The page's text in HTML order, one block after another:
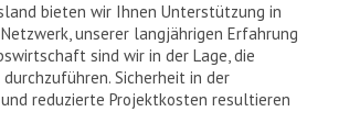
bieten wir Ihnen Unterstützung in
unserer langjährigen Erfahrung
sind wir in der Lage, die
Sicherheit in der
reduzierte Projektkosten resultieren